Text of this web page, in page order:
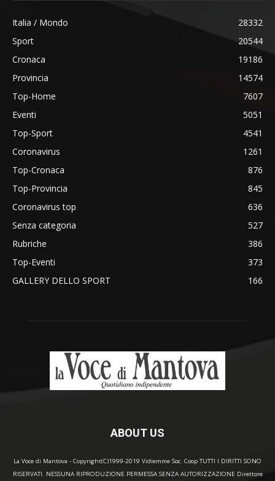
Italia / Mondo
28332
Sport
20544
Cronaca
19186
Provincia
14574
Top-Home
7607
Eventi
5051
Top-Sport
4541
Coronavirus
1261
Top-Cronaca
876
Top-Provincia
845
Coronavirus top
636
Senza categoria
527
Rubriche
386
Top-Eventi
373
GALLERY DELLO SPORT
166
ABOUT US
La Voce di Mantova - Copyright(C)1999-2019 Vidiemme Soc. Coop TUTTI I DIRITTI SONO
RISERVATI. NESSUNA RIPRODUZIONE PERMESSA SENZA AUTORIZZAZIONE Direttore